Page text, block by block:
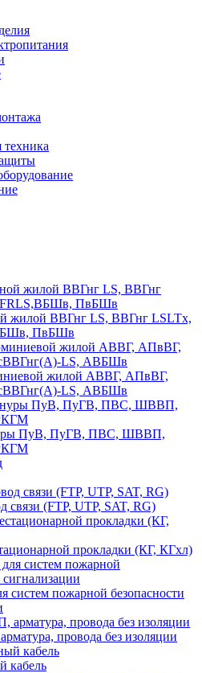
техника
жилой ВВГнг LS, ВВГнг LSLTx,
ПвБШв
жилой АВВГ, АПвВГ,
LS, АВБШв
ПуВ, ПуГВ, ПВС, ШВВП,
связи (FTP, UTP, SAT, RG)
прокладки (КГ, КГхл)
систем пожарной безопасности
провода без изоляции
кабель